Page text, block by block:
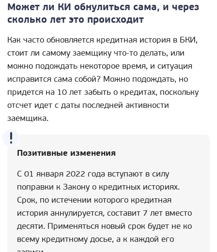
Может ли КИ обнулиться сама, и через
сколько лет это происходит
Как часто обновляется кредитная история в БКИ,
стоит ли самому заемщику что-то делать, или
можно подождать некоторое время, и ситуация
исправится сама собой? Можно подождать, но
придется на 10 лет забыть о кредитах, поскольку
отсчет идет с даты последней активности
заемщика.
Позитивные изменения
С 01 января 2022 года вступают в силу
поправки к Закону о кредитных историях.
Срок, по истечении которого кредитная
история аннулируется, составит 7 лет вместо
десяти. Применяться новый срок будет не ко
всему кредитному досье, а к каждой его